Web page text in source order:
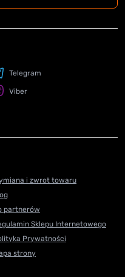
i zwrot towaru
partnerów
Sklepu Internetowego
Prywatności
strony
Telegram
Viber